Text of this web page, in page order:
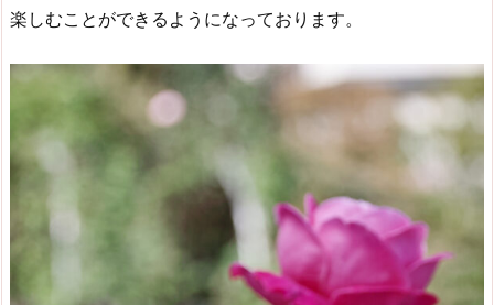
楽しむことができるようになっております。